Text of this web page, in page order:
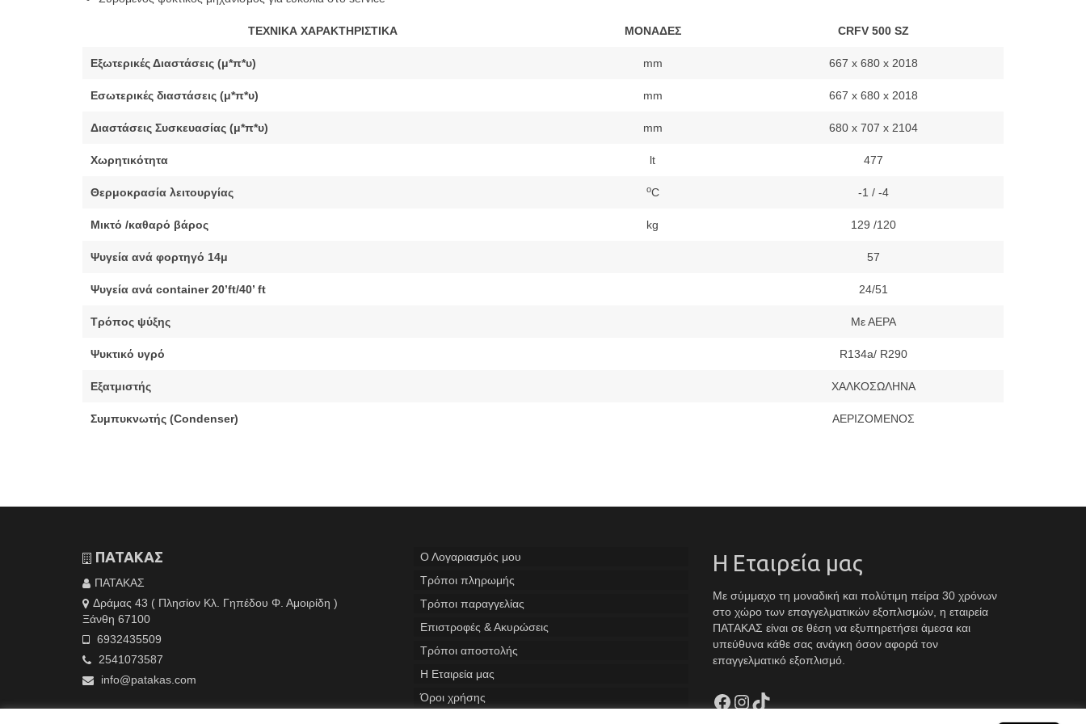
ΤΕΧΝΙΚΑ ΧΑΡΑΚΤΗΡΙΣΤΙΚΑ ΜΟΝΑΔΕΣ CRFV 500 SZ
Εξωτερικές Διαστάσεις (μ*π*υ) mm 667 x 680 x 2018
Εσωτερικές διαστάσεις (μ*π*υ) mm 667 x 680 x 2018
Διαστάσεις Συσκευασίας (μ*π*υ) mm 680 x 707 x 2104
Χωρητικότητα lt 477
Θερμοκρασία λειτουργίας οC -1 / -4
Μικτό /καθαρό βάρος kg 129 /120
Ψυγεία ανά φορτηγό 14μ 57
Ψυγεία ανά container 20’ft/40’ ft 24/51
Τρόπος ψύξης Με ΑΕΡΑ
Ψυκτικό υγρό R134a/ R290
Εξατμιστής ΧΑΛΚΟΣΩΛΗΝΑ
Συμπυκνωτής (Condenser) ΑΕΡΙΖΟΜΕΝΟΣ
ΠΑΤΑΚΑΣ
ΠΑΤΑΚΑΣ
Δράμας 43 ( Πλησίον Κλ. Γηπέδου Φ. Αμοιρίδη )
Ξάνθη 67100
6932435509
2541073587
info@patakas.com
Ο Λογαριασμός μου
Tρόποι πληρωμής
Τρόποι παραγγελίας
Επιστροφές & Ακυρώσεις
Τρόποι αποστολής
Η Εταιρεία μας
Όροι χρήσης
Η Εταιρεία μας
Με σύμμαχο τη μοναδική και πολύτιμη πείρα 30 χρόνων
στο χώρο των επαγγελματικών εξοπλισμών, η εταιρεία
ΠΑΤΑΚΑΣ είναι σε θέση να εξυπηρετήσει άμεσα και
υπεύθυνα κάθε σας ανάγκη όσον αφορά τον
επαγγελματικό εξοπλισμό.
Facebook
Instagram
TikTok